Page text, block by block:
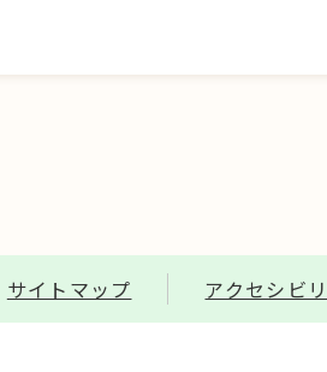
サイトマップ アクセシビ